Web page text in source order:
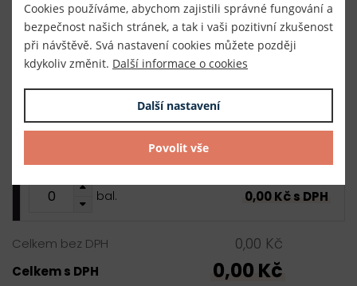
skladem 84,00 Kč s DPH
bal. 0,00 Kč s DPH
bal. 0,00 Kč s DPH
Celkem bez DPH 0,00 Kč
Celkem s DPH 0,00 Kč
Cookies používáme, abychom zajistili správné fungování a
bezpečnost našich stránek, a tak i vaši pozitivní zkušenost
při návštěvě. Svá nastavení cookies můžete později
kdykoliv změnit. Další informace o cookies
Další nastavení
Povolit vše